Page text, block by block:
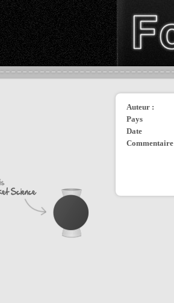
Auteur :
Pays
Date
Commentaire